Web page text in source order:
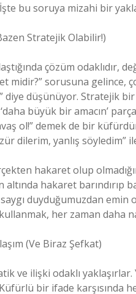
bu soruya mizahi bir
Stratejik Olabilir!)
çözüm odaklıdır,
midir?” sorusuna gelince,
diye düşünüyor. Stratejik
büyük bir amacın’
ol!” demek de bir
dilerim, yanlış söyledim”
hakaret olup
hakaret barındırıp
duyduğumuzdan emin
her zaman daha
(Ve Biraz Şefkat)
ve ilişki odaklı yaklaşırlar.
bir ifade karşısında